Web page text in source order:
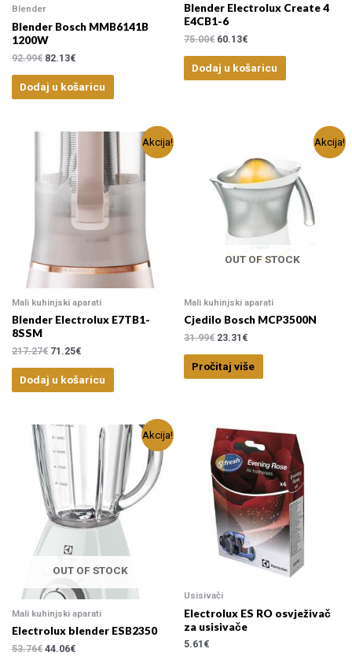
Blender
Blender Bosch MMB6141B
1200W
92.99€ 82.13€
Dodaj u košaricu
Blender Electrolux Create 4
E4CB1-6
75.00€ 60.13€
Dodaj u košaricu
Akcija!
Mali kuhinjski aparati
Blender Electrolux E7TB1-
8SSM
217.27€ 71.25€
Dodaj u košaricu
Akcija!
OUT OF STOCK
Mali kuhinjski aparati
Cjedilo Bosch MCP3500N
31.99€ 23.31 €
Pročitaj više
Akcija!
OUT OF STOCK
Mali kuhinjski aparati
Electrolux blender ESB2350
53.76€ 44.06€
Usisivači
Electrolux ES RO osvježivač
za usisivače
5.61 €